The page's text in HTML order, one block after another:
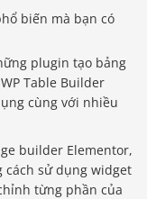
biến mà bạn có
plugin tạo bảng
Table Builder
cùng với nhiều
builder Elementor,
cách sử dụng widget
từng phần của